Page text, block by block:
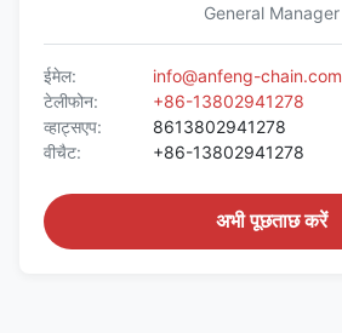
General Manager
ईमेल:
info@anfeng-chain.com
टेलीफोन:
+86-13802941278
व्हाट्सएप:
8613802941278
वीचैट:
+86-13802941278
अभी पूछताछ करें